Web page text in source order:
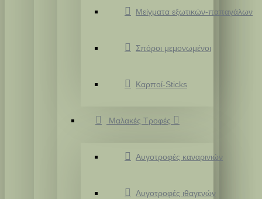
Μείγματα εξωτικών-παπαγάλων
Σπόροι μεμονωμένοι
Καρποί-Sticks
Μαλακές Τροφές
Αυγοτροφές καναρινιών
Αυγοτροφές ιθαγενών